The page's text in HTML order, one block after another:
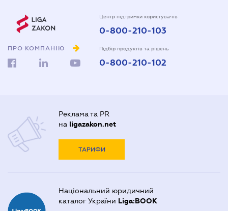
ПРО КОМПАНІЮ
Центр підтримки користувачів
0-800-210-103
Підбір продуктів та рішень
0-800-210-102
Реклама та PR
на ligazakon.net
ТАРИФИ
Національний юридичний
каталог України Liga:BOOK